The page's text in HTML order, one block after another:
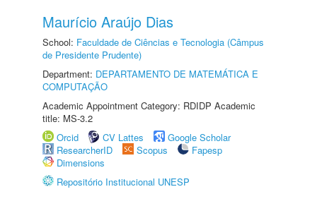
Maurício Araújo Dias
School: Faculdade de Ciências e Tecnologia (Câmpus
de Presidente Prudente)
Department: DEPARTAMENTO DE MATEMÁTICA E
COMPUTAÇÃO
Academic Appointment Category: RDIDP Academic
title: MS-3.2
Orcid
CV Lattes
Google Scholar
ResearcherID
Scopus
Fapesp
Dimensions
Repositório Institucional UNESP